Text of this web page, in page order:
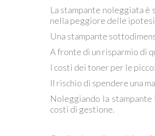
La stampante noleggiata è
nella peggiore delle
Una stampante
A fronte di un risparmio di
I costi dei toner per le
Il rischio di spendere una
Noleggiando la
costi di gestione.